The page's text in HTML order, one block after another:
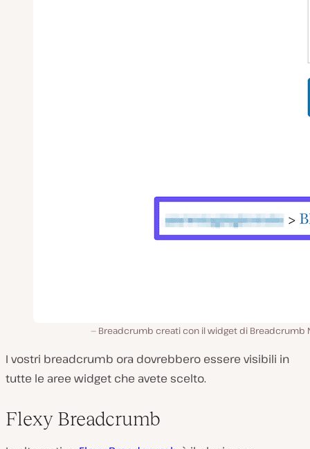
Breadcrumb creati con il widget di Breadcrumb
I vostri breadcrumb ora dovrebbero essere visibili in
tutte le aree widget che avete scelto.
Flexy Breadcrumb